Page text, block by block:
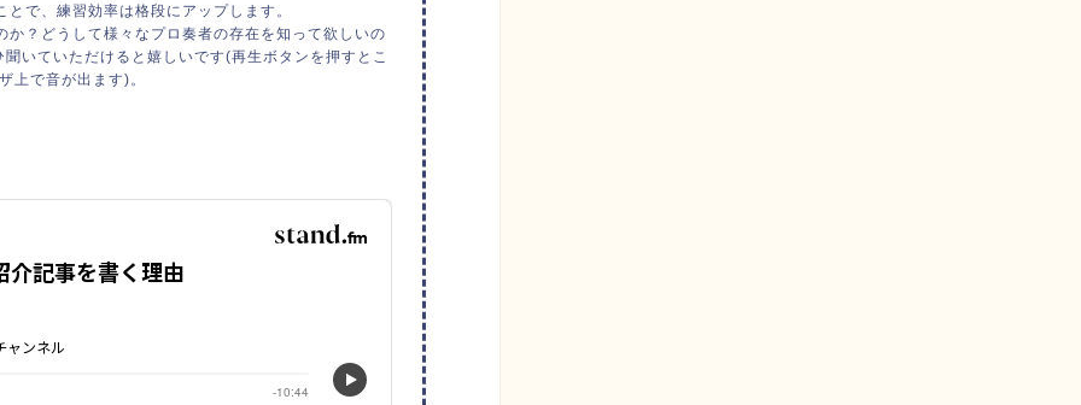
で、練習効率は格段にアップします。
？どうして様々なプロ奏者の存在を知って欲しいの
いていただけると嬉しいです(再生ボタンを押すとこ
上で音が出ます)。